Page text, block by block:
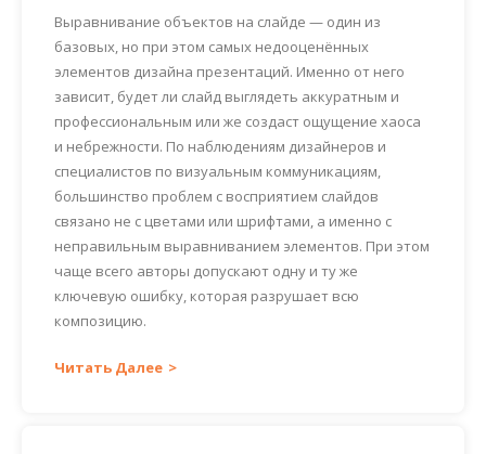
Выравнивание объектов на слайде — один из
базовых, но при этом самых недооценённых
элементов дизайна презентаций. Именно от него
зависит, будет ли слайд выглядеть аккуратным и
профессиональным или же создаст ощущение хаоса
и небрежности. По наблюдениям дизайнеров и
специалистов по визуальным коммуникациям,
большинство проблем с восприятием слайдов
связано не с цветами или шрифтами, а именно с
неправильным выравниванием элементов. При этом
чаще всего авторы допускают одну и ту же
ключевую ошибку, которая разрушает всю
композицию.
Читать Далее